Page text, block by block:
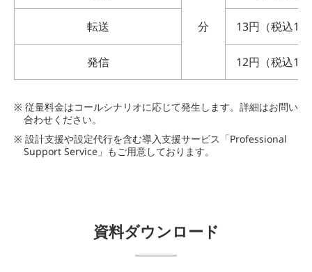
分
転送 13円（税込
発信 12円（税込
※ 従量料金はコールシナリオに応じて発生します。詳細はお問い
合わせください。
※ 設計支援や設定代行を含む導入支援サービス「Professional
Support Service」もご用意しております。
資料ダウンロード